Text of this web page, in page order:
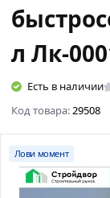
л Лк-
Есть в наличии
Код товара:29508
Лови момент